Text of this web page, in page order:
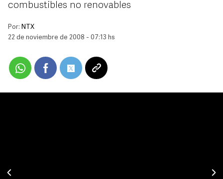
combustibles no renovables
Por: NTX
22 de noviembre de 2008 - 07:13 hs